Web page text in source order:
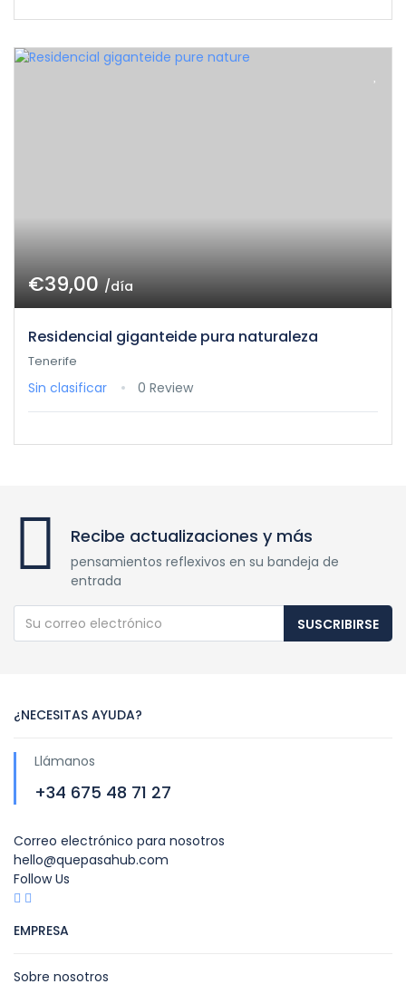
€39,00/día
Residencial giganteide pura naturaleza
Tenerife
Sin clasificar 0 Review
Recibe actualizaciones y más
pensamientos reflexivos en su bandeja de
entrada
SUSCRIBIRSE
¿NECESITAS AYUDA?
Llámanos
+34 675 48 71 27
Correo electrónico para nosotros
hello@quepasahub.com
Follow Us
EMPRESA
Sobre nosotros